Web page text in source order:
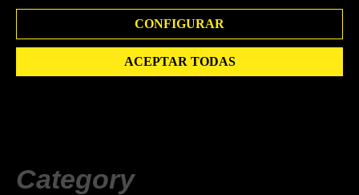
CONFIGURAR
ACEPTAR TODAS
Category